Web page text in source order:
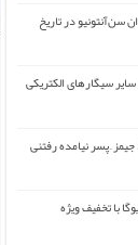
سن‌آنتونیو در تاریخ
سیگارهای الکتریکی
پسر نیامده رفتنی
با تخفیف ویژه